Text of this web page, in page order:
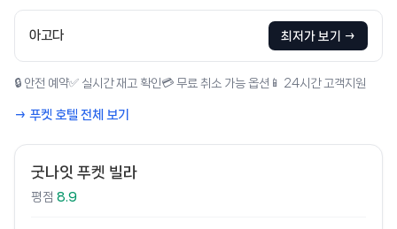
아고다 최저가 보기 →
🔒 안전 예약✅ 실시간 재고 확인 💳 무료 취소 가능 옵션 📱 24시간 고객지원
→ 푸켓 호텔 전체 보기
굿나잇 푸켓 빌라
평점 8.9